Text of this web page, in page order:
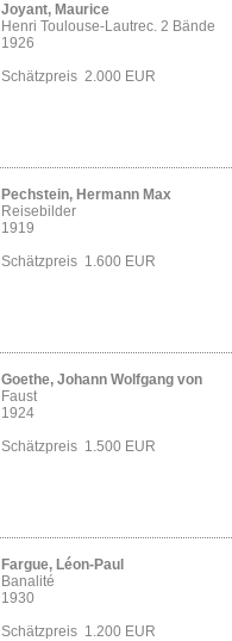
Joyant, Maurice
Henri Toulouse-Lautrec. 2 Bände
1926
Schätzpreis 2.000 EUR
Pechstein, Hermann Max
Reisebilder
1919
Schätzpreis 1.600 EUR
Goethe, Johann Wolfgang von
Faust
1924
Schätzpreis 1.500 EUR
Fargue, Léon-Paul
Banalité
1930
Schätzpreis 1.200 EUR